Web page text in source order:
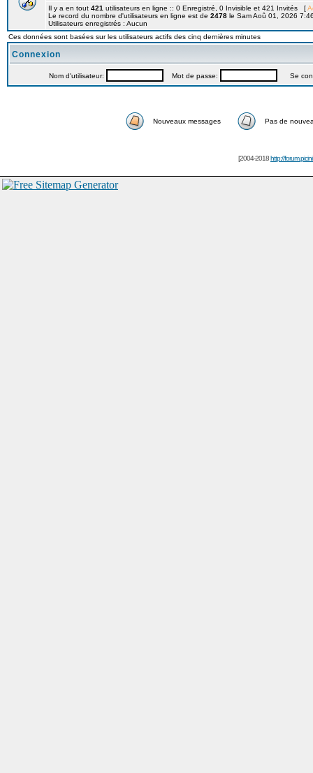
Il y a en tout 421 utilisateurs en ligne :: 0 Enregistré, 0 Invisible et 421 Invités [
Le record du nombre d'utilisateurs en ligne est de 2478 le Sam Aoû 01, 2026
Utilisateurs enregistrés : Aucun
Ces données sont basées sur les utilisateurs actifs des cinq dernières minutes
Connexion
Nom d'utilisateur: Mot de passe: Se
Nouveaux messages Pas de
[2004-2018http://